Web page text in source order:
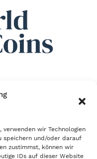
wir Technologien
speichern und/oder darauf
zustimmst, können wir
IDs auf dieser Website
Auch wir sind wie
im Händlerbund